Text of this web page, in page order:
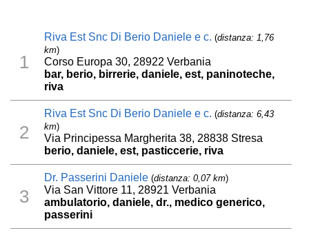
1
Riva Est Snc Di Berio Daniele e c. (distanza: 1,76
km)
Corso Europa 30, 28922 Verbania
bar, berio, birrerie, daniele, est, paninoteche,
riva
2
Riva Est Snc Di Berio Daniele e c. (distanza: 6,43
km)
Via Principessa Margherita 38, 28838 Stresa
berio, daniele, est, pasticcerie, riva
3
Dr. Passerini Daniele (distanza: 0,07 km)
Via San Vittore 11, 28921 Verbania
ambulatorio, daniele, dr., medico generico,
passerini